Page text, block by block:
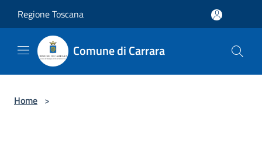
Regione Toscana
Comune di Carrara
Home >